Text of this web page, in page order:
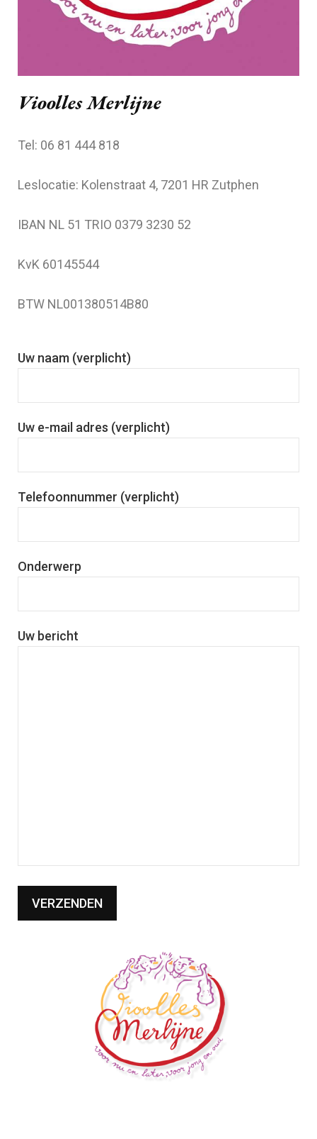
Vioolles Merlijne
Tel: 06 81 444 818
Leslocatie: Kolenstraat 4, 7201 HR Zutphen
IBAN NL 51 TRIO 0379 3230 52
KvK 60145544
BTW NL001380514B80
Uw naam (verplicht)
Uw e-mail adres (verplicht)
Telefoonnummer (verplicht)
Onderwerp
Uw bericht